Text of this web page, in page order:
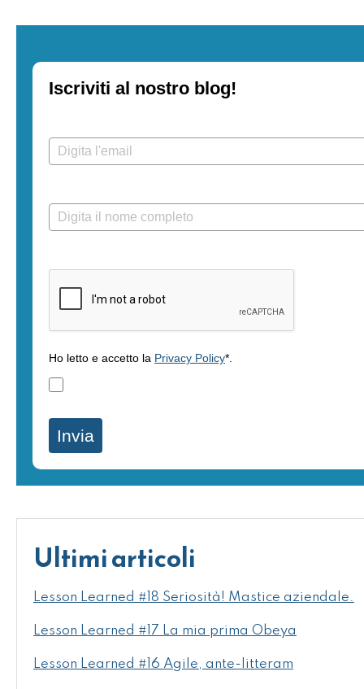
Iscriviti al nostro blog!
Ho letto e accetto la Privacy Policy*.
Invia
Ultimi articoli
Lesson Learned #18 Seriosità! Mastice aziendale.
Lesson Learned #17 La mia prima Obeya
Lesson Learned #16 Agile, ante-litteram